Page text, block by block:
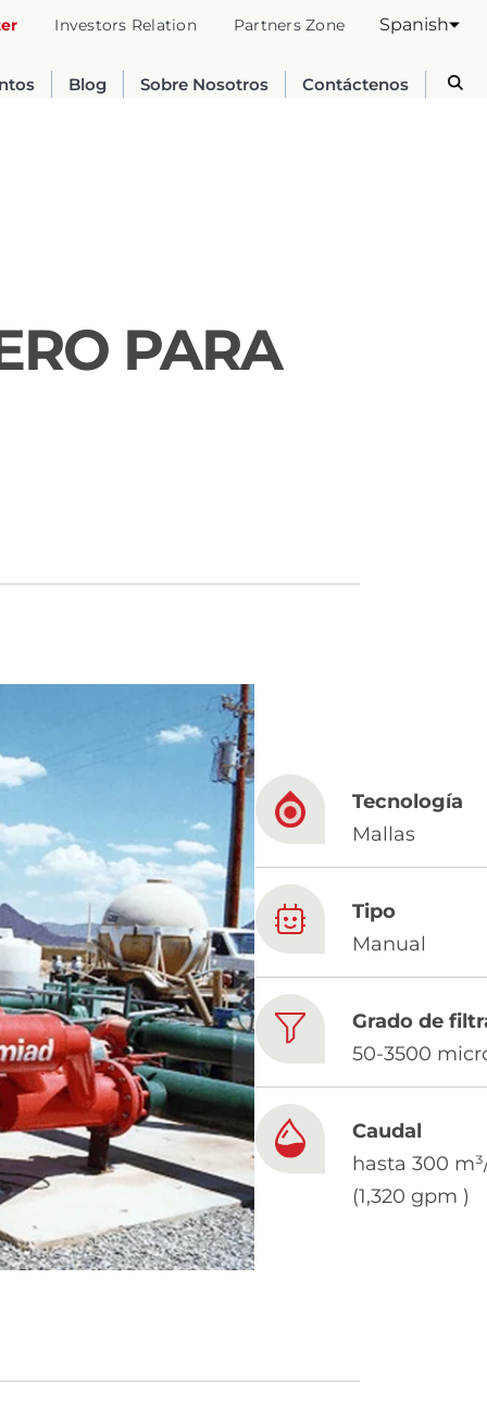
Investors Relation Partners Zone Spanish
Blog Sobre Nosotros Contáctenos
Australia
China
PARA
Tecnología
Mallas
Tipo
Manual
Grado de
50-3500
Caudal
hasta 300
(1,320 gpm )